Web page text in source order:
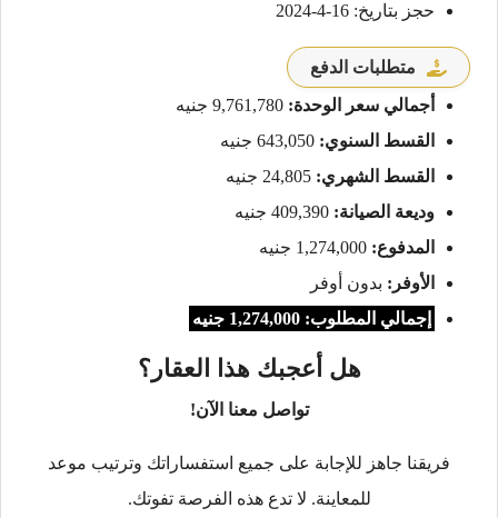
حجز بتاريخ: 16-4-2024
متطلبات الدفع
أجمالي سعر الوحدة:
القسط السنوي:
القسط الشهري:
وديعة الصيانة:
المدفوع:
الأوفر: بدون أوفر
إجمالي المطلوب: 1,274,000 جنيه
هل أعجبك هذا العقار؟
تواصل معنا الآن!
فريقنا جاهز للإجابة على جميع استفساراتك وترتيب موعد
للمعاينة. لا تدع هذه الفرصة تفوتك.